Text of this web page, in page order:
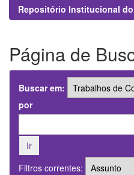
Repositório Institucional
Página de
Buscar em:
por
Filtros correntes: